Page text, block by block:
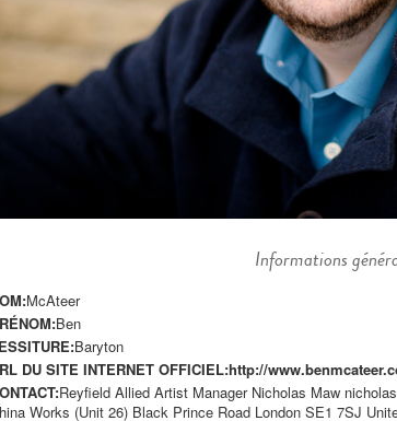
Informations
McAteer
Ben
Baryton
DU SITE INTERNET OFFICIEL:http://
Reyfield Allied Artist Manager Nicholas Maw
Works (Unit 26) Black Prince Road London SE1 7SJ